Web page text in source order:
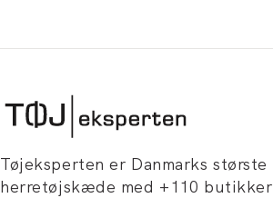
Tøjeksperten er Danmarks største
herretøjskæde med +110 butikker